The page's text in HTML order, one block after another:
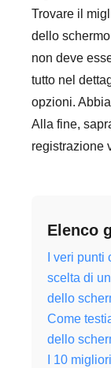
Trovare il
dello
non deve
tutto nel
opzioni.
Alla fine,
registrazione
Elenco
I veri
scelta di
dello
Come
dello
I 10